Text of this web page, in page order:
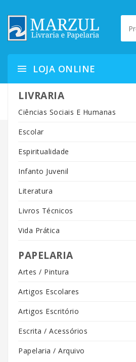
LOJA ONLINE
LIVRARIA
Ciências Sociais E Humanas
Escolar
Espiritualidade
Infanto Juvenil
Literatura
Livros Técnicos
Vida Prática
PAPELARIA
Artes / Pintura
Artigos Escolares
Artigos Escritório
Escrita / Acessórios
Papelaria / Arquivo